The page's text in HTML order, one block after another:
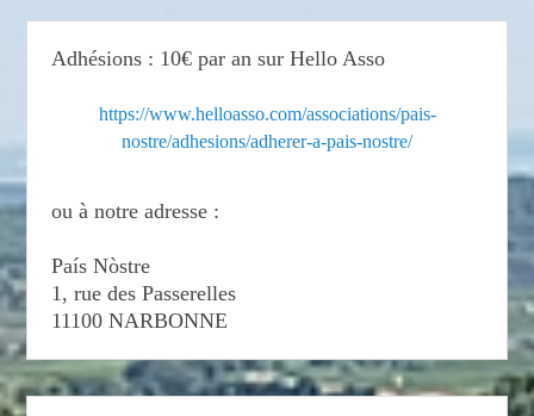
Adhésions : 10€ par an sur Hello Asso
https://www.helloasso.com/associations/pais-
nostre/adhesions/adherer-a-pais-nostre/
ou à notre adresse :
País Nòstre
1, rue des Passerelles
11100 NARBONNE